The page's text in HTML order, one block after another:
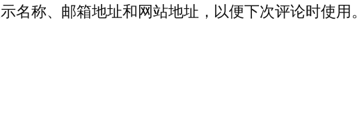
名称、邮箱地址和网站地址，以便下次评论时使用。